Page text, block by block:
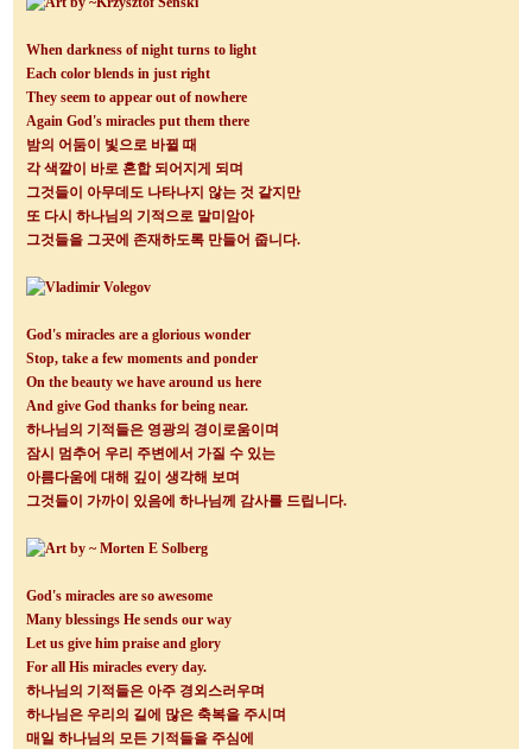
When darkness of night turns to light
Each color blends in just right
They seem to appear out of nowhere
Again God's miracles put them there
밤의 어둠이 빛으로 바뀔 때
각 색깔이 바로 혼합 되어지게 되며
그것들이 아무데도 나타나지 않는 것 같지만
또 다시 하나님의 기적으로 말미암아
그것들을 그곳에 존재하도록 만들어 줍니다.
God's miracles are a glorious wonder
Stop, take a few moments and ponder
On the beauty we have around us here
And give God thanks for being near.
하나님의 기적들은 영광의 경이로움이며
잠시 멈추어 우리 주변에서 가질 수 있는
아름다움에 대해 깊이 생각해 보며
그것들이 가까이 있음에 하나님께 감사를 드립니다.
God's miracles are so awesome
Many blessings He sends our way
Let us give him praise and glory
For all His miracles every day.
하나님의 기적들은 아주 경외스러우며
하나님은 우리의 길에 많은 축복을 주시며
매일 하나님의 모든 기적들을 주심에